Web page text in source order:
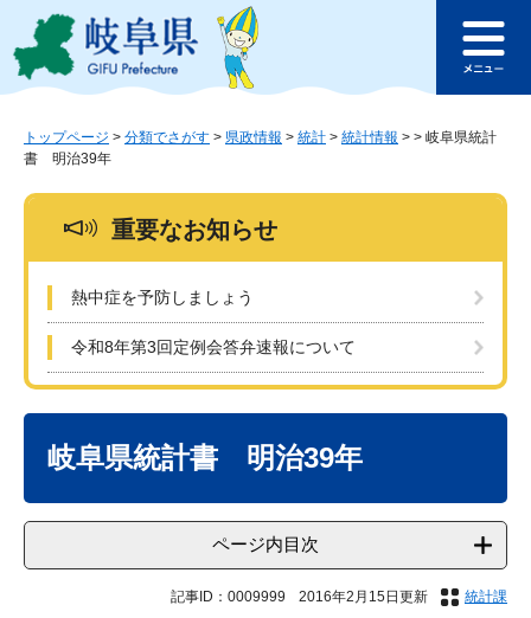
ジ
ュ
このページの本文へ
ュ
トップページ > 分類でさがす > 県政情報 > 統計 > 統計情報 > > 岐阜県統計
書 明治39年
重要なお知らせ
熱中症を予防しましょう
令和8年第3回定例会答弁速報について
岐阜県統計書 明治39年
ページ内目次
記事ID：0009999 2016年2月15日更新 統計課